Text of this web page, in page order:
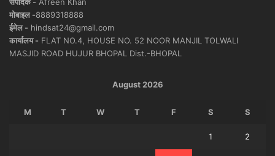
संपादक - Afreen Khan
मोबाइल -8889318888
ईमेल - hindsat24@gmail.com
कार्यालय - FLAT NO.4, HOUSE NO. 52 NOOR MANJIL TOLWALI
MASJID ROAD HUJUR BHOPAL Dist.-BHOPAL
August 2026
M T W T F S S
1 2